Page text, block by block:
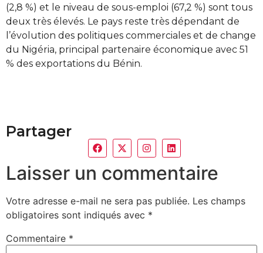
(2,8 %) et le niveau de sous-emploi (67,2 %) sont tous
deux très élevés. Le pays reste très dépendant de
l’évolution des politiques commerciales et de change
du Nigéria, principal partenaire économique avec 51
% des exportations du Bénin.
Partager
Laisser un commentaire
Votre adresse e-mail ne sera pas publiée. Les champs
obligatoires sont indiqués avec *
Commentaire *